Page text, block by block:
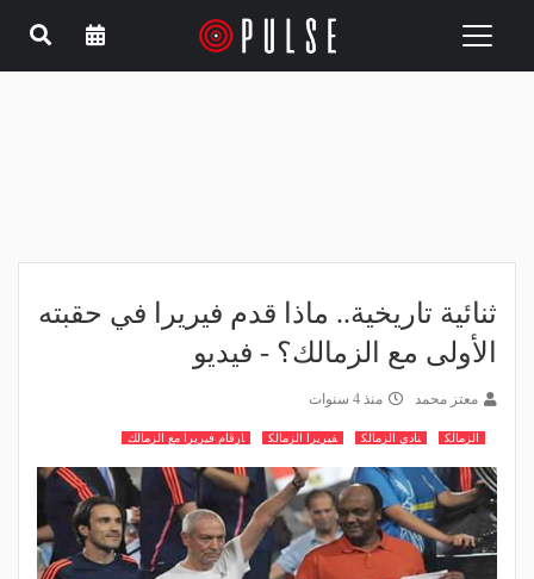
Toggle
ثنائية تاريخية.. ماذا قدم فيريرا في حقبته
الأولى مع الزمالك؟ - فيديو
معتز محمد منذ 4 سنوات
الزمالك نادي الزمالك فيريرا الزمالك ارقام فيريرا مع الزمالك